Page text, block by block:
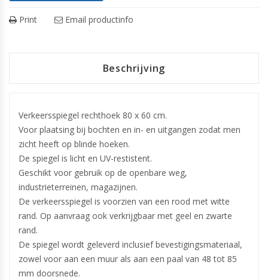
Print Email productinfo
Beschrijving
Verkeersspiegel rechthoek 80 x 60 cm.
Voor plaatsing bij bochten en in- en uitgangen zodat men
zicht heeft op blinde hoeken.
De spiegel is licht en UV-restistent.
Geschikt voor gebruik op de openbare weg,
industrieterreinen, magazijnen.
De verkeersspiegel is voorzien van een rood met witte
rand. Op aanvraag ook verkrijgbaar met geel en zwarte
rand.
De spiegel wordt geleverd inclusief bevestigingsmateriaal,
zowel voor aan een muur als aan een paal van 48 tot 85
mm doorsnede.